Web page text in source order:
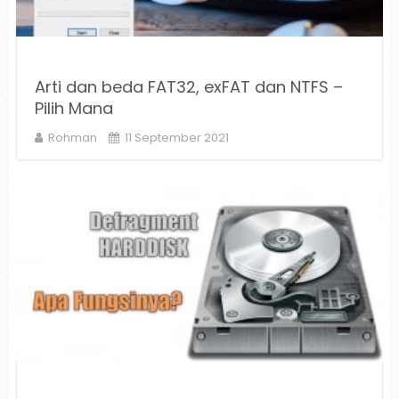
Arti dan beda FAT32, exFAT dan NTFS –
Pilih Mana
Rohman 11 September 2021